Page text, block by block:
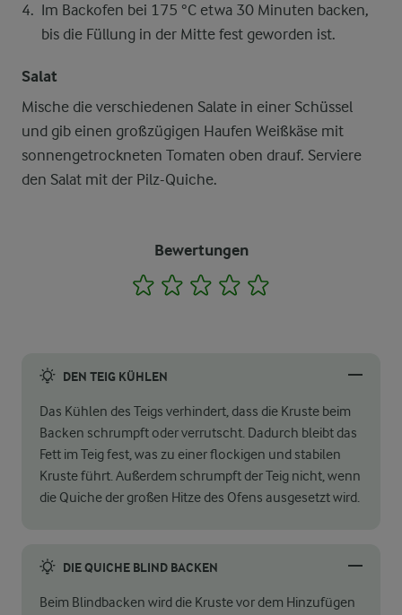
Im Backofen bei 175 °C etwa 30 Minuten backen,
bis die Füllung in der Mitte fest geworden ist.
Salat
Mische die verschiedenen Salate in einer Schüssel
und gib einen großzügigen Haufen Weißkäse mit
sonnengetrockneten Tomaten oben drauf. Serviere
den Salat mit der Pilz-Quiche.
Bewertungen
1 2 3 4
DEN TEIG KÜHLEN
Das Kühlen des Teigs verhindert, dass die Kruste beim
Backen schrumpft oder verrutscht. Dadurch bleibt das
Fett im Teig fest, was zu einer flockigen und stabilen
Kruste führt. Außerdem schrumpft der Teig nicht, wenn
die Quiche der großen Hitze des Ofens ausgesetzt wird.
DIE QUICHE BLIND BACKEN
Beim Blindbacken wird die Kruste vor dem Hinzufügen